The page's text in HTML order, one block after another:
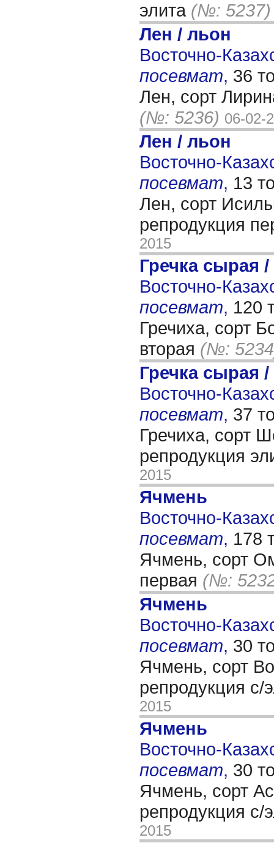
элита (№: 5237)
Лен / льон
Восточно-
посевмат, 36
Лен, сорт
(№: 5236) 06-02-
Лен / льон
Восточно-
посевмат, 13
Лен, сорт
репродукция
2015
Гречка сырая /
Восточно-
посевмат, 120
Гречиха, сорт
вторая (№:
Гречка сырая /
Восточно-
посевмат, 37
Гречиха, сорт
репродукция
2015
Ячмень
Восточно-
посевмат, 178
Ячмень, сорт
первая (№:
Ячмень
Восточно-
посевмат, 30
Ячмень, сорт
репродукция с/
2015
Ячмень
Восточно-
посевмат, 30
Ячмень, сорт
репродукция с/
2015